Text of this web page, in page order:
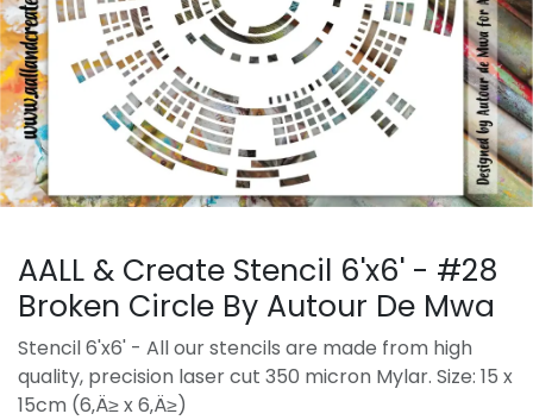
AALL & Create Stencil 6'x6' - #28
Broken Circle By Autour De Mwa
Stencil 6'x6' - All our stencils are made from high
quality, precision laser cut 350 micron Mylar. Size: 15 x
15cm (6‚Ä≥ x 6‚Ä≥)